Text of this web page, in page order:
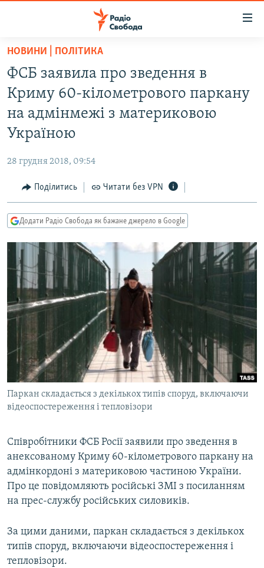
Перейти
основного
матеріалу
Перейти
до
основної
Перейти
пошуку
СТАТТІ
ПОЛІТИКА
СУСПІЛЬСТВО
КУЛЬТУРА
СПОРТ
ВІЙНА
ДОНБАС.РЕАЛІЇ
КРИМ.РЕАЛІЇ
ТИ ЯК?
КИТАЙ.ВИКЛИКИ
МУЛЬТИМЕДІА
ФОТО
СПЕЦПРОЄКТИ
ПОДКАСТИ
КРИМ РЕАЛІЇ
РУС
УКР
ДОЛУЧАЙСЯ!
Усі сайти RFE/RL
НОВИНИ | ПОЛІТИКА
ФСБ заявила про зведення в
Криму 60-кілометрового паркану
на адмінмежі з материковою
Україною
28 грудня 2018, 09:54
Поділитись Читати без VPN
Додати Радіо Свобода як бажане джерело в Google
Паркан складається з декількох типів споруд, включаючи
відеоспостереження і тепловізори
Співробітники ФСБ Росії заявили про зведення в
анексованому Криму 60-кілометрового паркану на
адмінкордоні з материковою частиною України.
Про це повідомляють російські ЗМІ з посиланням
на прес-службу російських силовиків.
За цими даними, паркан складається з декількох
типів споруд, включаючи відеоспостереження і
тепловізори.